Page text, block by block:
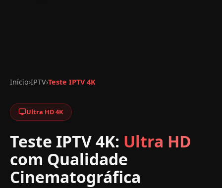
Início›IPTV›Teste IPTV 4K
Ultra HD 4K
Teste IPTV 4K: Ultra HD
com Qualidade
Cinematográfica